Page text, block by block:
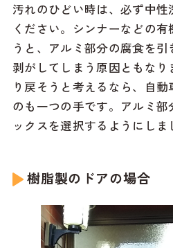
汚れのひどい時は、必ず中性
ください。シンナーなどの
うと、アルミ部分の腐食を
剥がしてしまう原因ともな
り戻そうと考えるなら、自動
のも一つの手です。アルミ部
ックスを選択するようにしま
樹脂製のドアの場合